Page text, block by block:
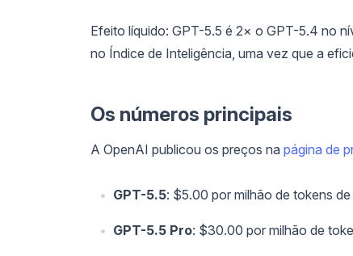
Efeito líquido: GPT-5.5 é 2× o GPT-5.4 no
no Índice de Inteligência, uma vez que a
Os números principais
A OpenAI publicou os preços na página de
GPT-5.5: $5.00 por milhão de tokens
GPT-5.5 Pro: $30.00 por milhão de